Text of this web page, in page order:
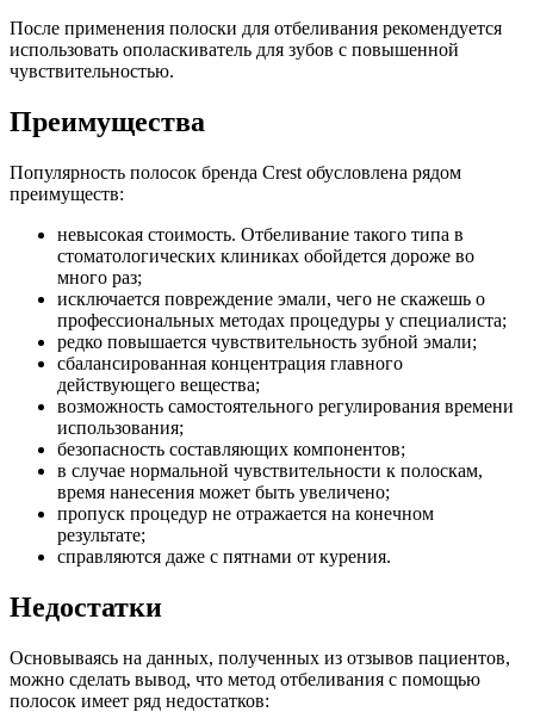
После применения полоски для отбеливания рекомендуется
использовать ополаскиватель для зубов с повышенной
чувствительностью.
Преимущества
Популярность полосок бренда Crest обусловлена рядом
преимуществ:
невысокая стоимость. Отбеливание такого типа в
стоматологических клиниках обойдется дороже во
много раз;
исключается повреждение эмали, чего не скажешь о
профессиональных методах процедуры у специалиста;
редко повышается чувствительность зубной эмали;
сбалансированная концентрация главного
действующего вещества;
возможность самостоятельного регулирования времени
использования;
безопасность составляющих компонентов;
в случае нормальной чувствительности к полоскам,
время нанесения может быть увеличено;
пропуск процедур не отражается на конечном
результате;
справляются даже с пятнами от курения.
Недостатки
Основываясь на данных, полученных из отзывов пациентов,
можно сделать вывод, что метод отбеливания с помощью
полосок имеет ряд недостатков: